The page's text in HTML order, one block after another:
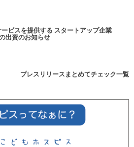
ビスを提供する スタートアップ企業
出資のお知らせ
プレスリリースまとめてチェック一覧